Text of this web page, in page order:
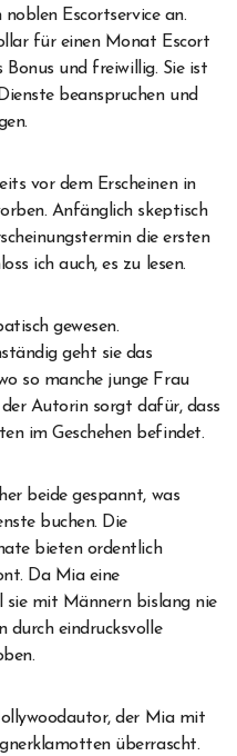
Escortservice an.
für einen Monat Escort
Bonus und freiwillig. Sie ist
beanspruchen und
vor dem Erscheinen in
Anfänglich skeptisch
die ersten
ich auch, es zu lesen.
gewesen.
geht sie das
so manche junge Frau
Autorin sorgt dafür, dass
im Geschehen befindet.
beide gespannt, was
buchen. Die
bieten ordentlich
Da Mia eine
mit Männern bislang nie
durch eindrucksvolle
der Mia mit
überrascht.